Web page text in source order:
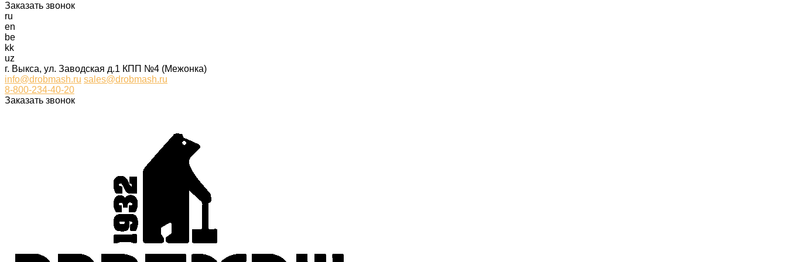
Заказать звонок
ru
en
be
kk
uz
г. Выкса, ул. Заводская д.1 КПП №4 (Межонка)
info@drobmash.ru sales@drobmash.ru
8-800-234-40-20
Заказать звонок